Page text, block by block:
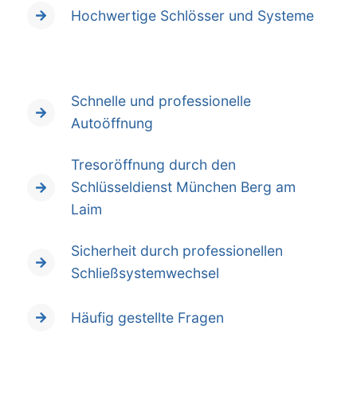
Hochwertige Schlösser und Systeme
Schnelle und professionelle
Autoöffnung
Tresoröffnung durch den
Schlüsseldienst München Berg am
Laim
Sicherheit durch professionellen
Schließsystemwechsel
Häufig gestellte Fragen